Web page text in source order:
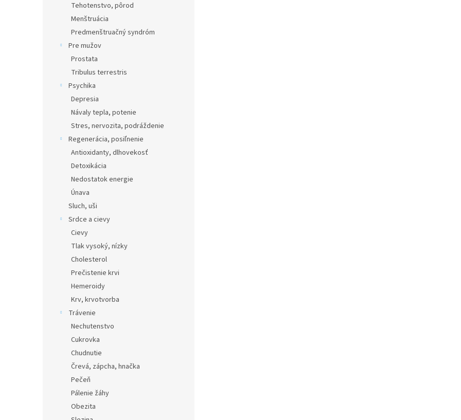
Tehotenstvo, pôrod
Menštruácia
Predmenštruačný syndróm
Pre mužov
Prostata
Tribulus terrestris
Psychika
Depresia
Návaly tepla, potenie
Stres, nervozita, podráždenie
Regenerácia, posiľnenie
Antioxidanty, dlhovekosť
Detoxikácia
Nedostatok energie
Únava
Sluch, uši
Srdce a cievy
Cievy
Tlak vysoký, nízky
Cholesterol
Prečistenie krvi
Hemeroidy
Krv, krvotvorba
Trávenie
Nechutenstvo
Cukrovka
Chudnutie
Črevá, zápcha, hnačka
Pečeň
Pálenie žáhy
Obezita